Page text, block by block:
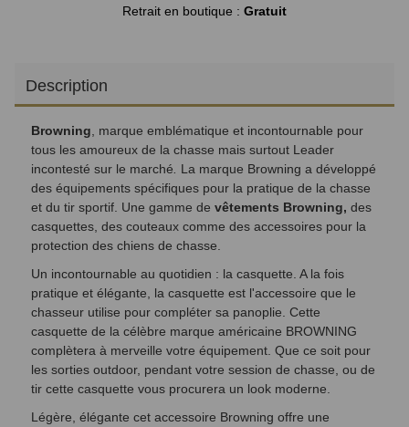
Retrait en boutique : Gratuit
Description
Browning , marque emblématique et incontournable pour
tous les amoureux de la chasse mais surtout Leader
incontesté sur le marché
La marque Browning a développé
des équipements spécifiques pour la pratique de la chasse
et du tir sportif. Une gamme de vêtements Browning, des
casquettes, des couteaux comme des accessoires pour la
protection des chiens de chasse.
Un incontournable au quotidien : la casquette. A la fois
pratique et élégante, la casquette est l'accessoire que le
chasseur utilise pour compléter sa panoplie. Cette
casquette de la célèbre marque américaine BROWNING
complètera à merveille votre équipement. Que ce soit pour
les sorties outdoor, pendant votre session de chasse, ou de
tir cette casquette vous procurera un look moderne.
Légère, élégante cet accessoire Browning offre une